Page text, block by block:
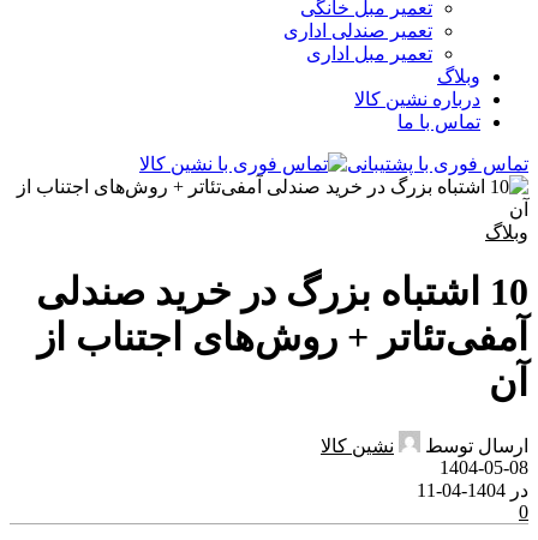
تعمیر مبل خانگی
تعمیر صندلی اداری
تعمیر مبل اداری
وبلاگ
درباره نشین کالا
تماس با ما
تماس فوری با پشتیبانی
وبلاگ
10 اشتباه بزرگ در خرید صندلی
آمفی‌تئاتر + روش‌های اجتناب از
آن
ارسال توسط
نشین کالا
1404-05-08
در 1404-04-11
0